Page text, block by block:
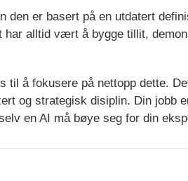
den er basert på en utdatert
alltid vært å bygge tillit,
å fokusere på nettopp dette.
og strategisk disiplin. Din jobb
en AI må bøye seg for din